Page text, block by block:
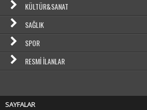
KÜLTÜR&SANAT
SAĞLIK
SPOR
RESMI İLANLAR
SAYFALAR